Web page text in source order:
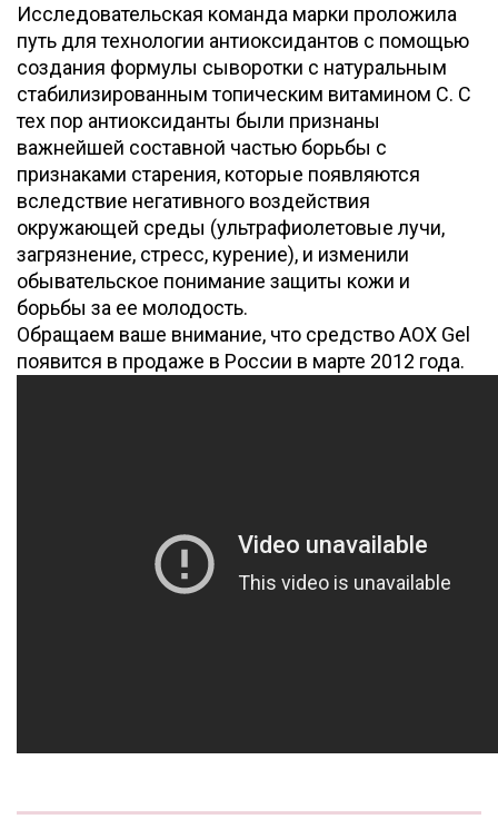
Исследовательская команда марки проложила
путь для технологии антиоксидантов с помощью
создания формулы сыворотки с натуральным
стабилизированным топическим витамином C. С
тех пор антиоксиданты были признаны
важнейшей составной частью борьбы с
признаками старения, которые появляются
вследствие негативного воздействия
окружающей среды (ультрафиолетовые лучи,
загрязнение, стресс, курение), и изменили
обывательское понимание защиты кожи и
борьбы за ее молодость.
Обращаем ваше внимание, что средство AOX Gel
появится в продаже в России в марте 2012 года.